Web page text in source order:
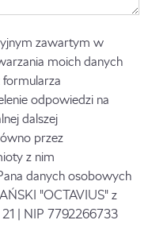
zawartym w
moich danych
odpowiedzi na
dalszej
przez
z nim
danych osobowych
"OCTAVIUS" z
21 | NIP 7792266733